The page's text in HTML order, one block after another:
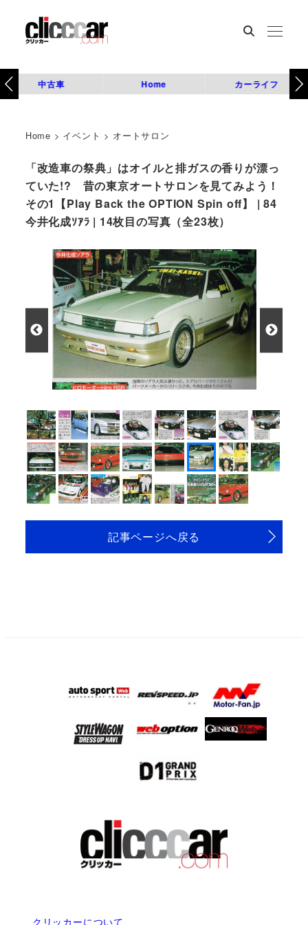
中古車 Home カーライフ
Home > イベント > オートサロン
「改造車の祭典」はオイルと排ガスの香りが漂っ
ていた!? 昔の東京オートサロンを見てみよう！
その1【Play Back the OPTION Spin off】 | 84
今井化成ｿｱﾗ | 14枚目の写真（全23枚）
記事ページへ戻る
クリッカーについて